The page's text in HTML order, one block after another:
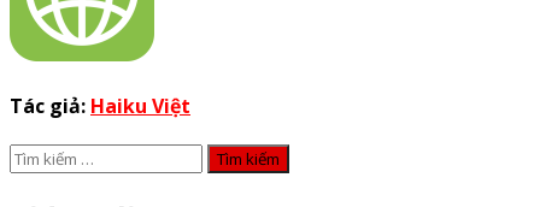
Tác giả: Haiku Việt
Tìm